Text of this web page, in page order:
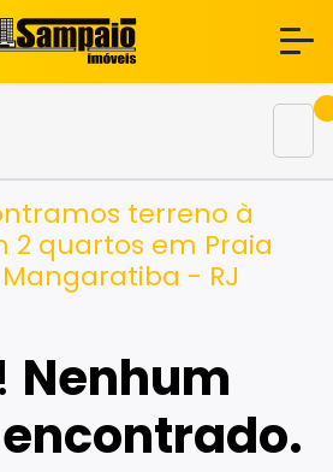
terreno à
2 quartos em Praia
- RJ
Nenhum